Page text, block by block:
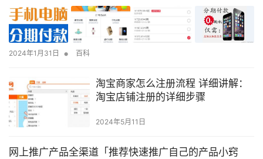
2024年1月31日 • 百科
淘宝商家怎么注册流程 详细讲解：
淘宝店铺注册的详细步骤
2024年5月11日
网上推广产品全渠道「推荐快速推广自己的产品小窍